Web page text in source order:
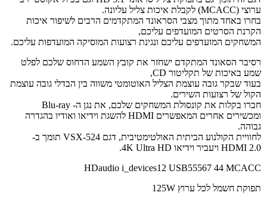
ערוצי (MCACC) לקבלת איכות צליל עליונה.
בחרו באחד מתוך מצבי הסראונד המתקדמים הרבים לשיפור איכות
הקרנת הסרטים המועדפים עליכם,
המשחקים המועדפים עליכם ונגינת רצועות המוסיקה המועדפות עליכם.
רסיבר הסאונד המתקדם ישחזר את קובץ השמע הדחוס שלכם לפלט
שמע באיכות של תקליטור CD,
בעוד שבקר גובה עוצמת הצליל האוטומטי משווה בין הבדלי גובה עוצמת
הקול של רצועות השירים.
חברו בקלות את קונסולת המשחקים שלכם, את נגן ה- Blu-ray
ומכשירים אחרים המאפשרים HDMI להשגת וידיאו ואודיו בהגדרה
גבוהה.
לחוויית הקולנוע הביתית האולטימטיבית, דגם VSX-524 תומך ב-
HDMI 2.0 ויעביר וידיאו 4K Ultra HD.
HDaudio i_devices12 USB55567 44 MCACC
תפוקת חשמל לכל ערוץ 125W